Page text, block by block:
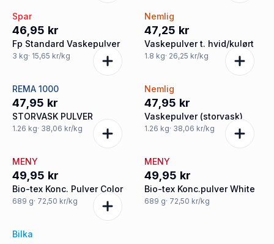
Spar
46,95 kr
Fp Standard Vaskepulver
3 kg· 15,65 kr/kg
Nemlig
47,25 kr
Vaskepulver t. hvid/kulørt
1.8 kg· 26,25 kr/kg
REMA 1000
47,95 kr
STORVASK PULVER
1.26 kg· 38,06 kr/kg
Nemlig
47,95 kr
Vaskepulver (storvask)
1.26 kg· 38,06 kr/kg
MENY
49,95 kr
Bio-tex Konc. Pulver Color
689 g· 72,50 kr/kg
MENY
49,95 kr
Bio-tex Konc.pulver White
689 g· 72,50 kr/kg
Bilka